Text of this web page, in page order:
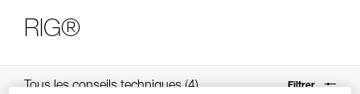
RIG®
Tous les conseils techniques 4 Filtrer